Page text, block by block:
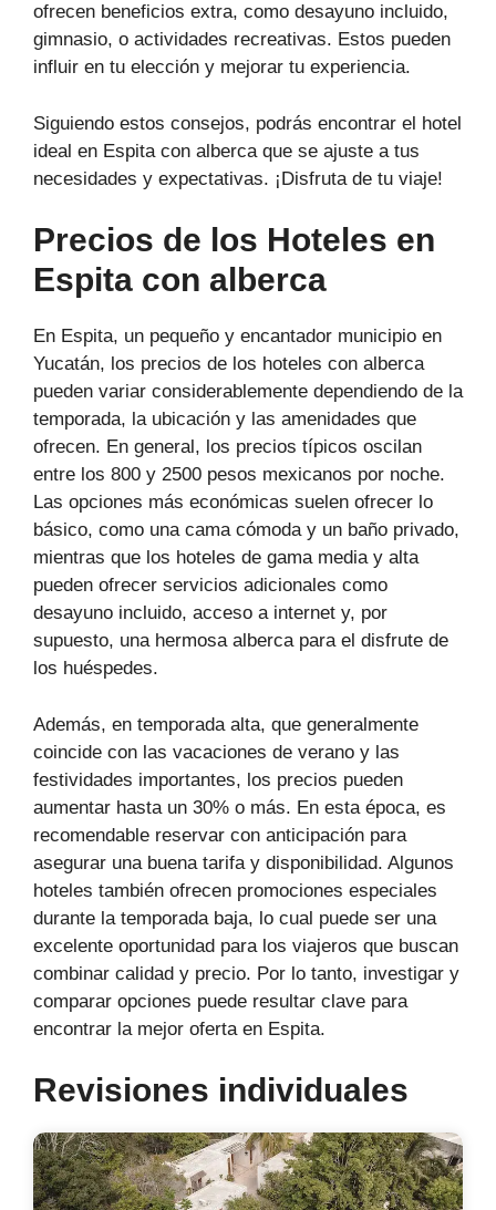
ofrecen beneficios extra, como desayuno incluido,
gimnasio, o actividades recreativas. Estos pueden
influir en tu elección y mejorar tu experiencia.
Siguiendo estos consejos, podrás encontrar el hotel
ideal en Espita con alberca que se ajuste a tus
necesidades y expectativas. ¡Disfruta de tu viaje!
Precios de los Hoteles en
Espita con alberca
En Espita, un pequeño y encantador municipio en
Yucatán, los precios de los hoteles con alberca
pueden variar considerablemente dependiendo de la
temporada, la ubicación y las amenidades que
ofrecen. En general, los precios típicos oscilan
entre los 800 y 2500 pesos mexicanos por noche.
Las opciones más económicas suelen ofrecer lo
básico, como una cama cómoda y un baño privado,
mientras que los hoteles de gama media y alta
pueden ofrecer servicios adicionales como
desayuno incluido, acceso a internet y, por
supuesto, una hermosa alberca para el disfrute de
los huéspedes.
Además, en temporada alta, que generalmente
coincide con las vacaciones de verano y las
festividades importantes, los precios pueden
aumentar hasta un 30% o más. En esta época, es
recomendable reservar con anticipación para
asegurar una buena tarifa y disponibilidad. Algunos
hoteles también ofrecen promociones especiales
durante la temporada baja, lo cual puede ser una
excelente oportunidad para los viajeros que buscan
combinar calidad y precio. Por lo tanto, investigar y
comparar opciones puede resultar clave para
encontrar la mejor oferta en Espita.
Revisiones individuales